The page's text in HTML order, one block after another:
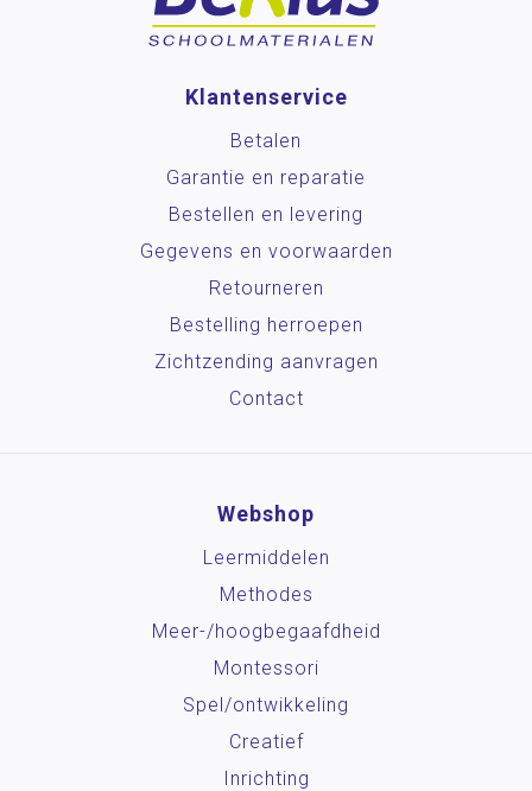
Klantenservice
Betalen
Garantie en reparatie
Bestellen en levering
Gegevens en voorwaarden
Retourneren
Bestelling herroepen
Zichtzending aanvragen
Contact
Webshop
Leermiddelen
Methodes
Meer-/hoog­begaafdheid
Montessori
Spel/ontwikkeling
Creatief
Inrichting